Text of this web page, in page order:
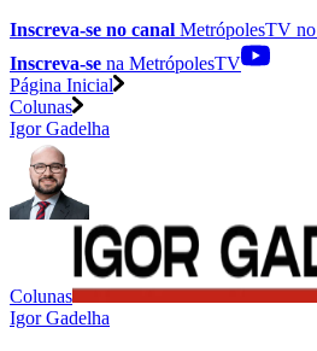
Inscreva-se no canal MetrópolesTV no
Inscreva-se na MetrópolesTV
Página Inicial
Colunas
Igor Gadelha
Colunas
Igor Gadelha